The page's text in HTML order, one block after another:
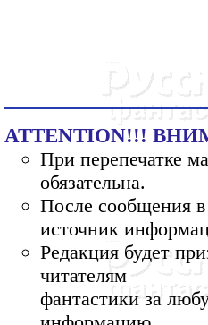
ATTENTION!!!
При перепечатке
обязательна.
После сообщения в
источник
Редакция будет
читателям
фантастики за